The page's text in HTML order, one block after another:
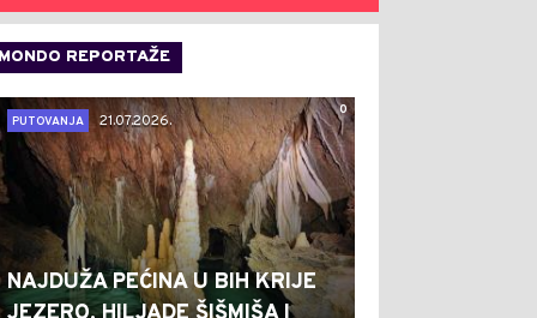
MONDO REPORTAŽE
0
PUTOVANJA
21.07.2026.
NAJDUŽA PEĆINA U BIH KRIJE